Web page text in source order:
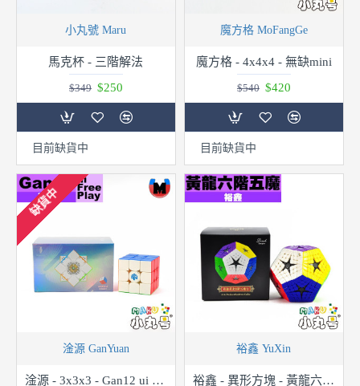
小丸號 Maru
馬克杯 - 三階解法
$250
$349
目前缺貨中
魔方格 MoFangGe
魔方格 - 4x4x4 - 無缺mini
$420
$540
目前缺貨中
缺貨中
淦源 GanYuan
淦源 - 3x3x3 - Gan12 ui FreePlay 充電盒版
裕鑫 YuXin
裕鑫 - 異形方塊 - 黃龍六階五魔 Elite Kilominx